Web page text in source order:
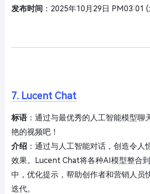
发布时间 ：2025年10月29日 PM03:01
7. Lucent Chat
标语：通过与最优秀的人工智能模型聊
艳的视频吧！
介绍 ：通过与人工智能对话，创造令人
效果。Lucent Chat将各种AI模型整合
中，优化提示，帮助创作者和营销人员
迭代。